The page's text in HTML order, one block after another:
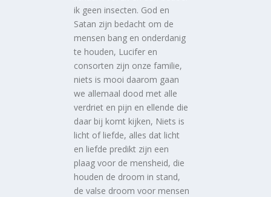
ik geen insecten. God en
Satan zijn bedacht om de
mensen bang en onderdanig
te houden, Lucifer en
consorten zijn onze familie,
niets is mooi daarom gaan
we allemaal dood met alle
verdriet en pijn en ellende die
daar bij komt kijken, Niets is
licht of liefde, alles dat licht
en liefde predikt zijn een
plaag voor de mensheid, die
houden de droom in stand,
de valse droom voor mensen